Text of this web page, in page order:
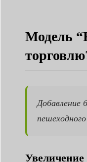
Модель
Добавление